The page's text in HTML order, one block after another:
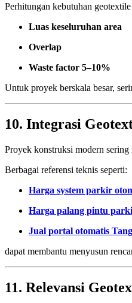
Perhitungan kebutuhan
Luas keseluruhan area
Overlap
Waste factor 5–10%
Untuk proyek berskala besar,
10. Integrasi
Proyek konstruksi modern sering
Berbagai referensi teknis seperti:
Harga system parkir
Harga palang pintu
Jual portal otomatis
dapat membantu menyusun
11. Relevansi